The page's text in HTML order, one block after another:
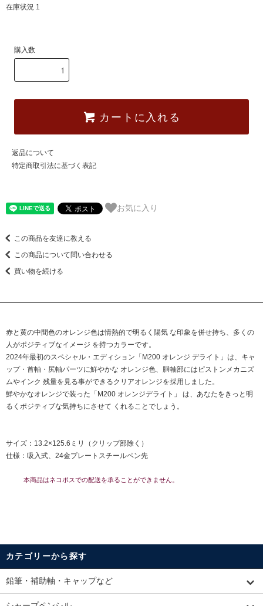
在庫状況 1
購入数
カートに入れる
返品について
特定商取引法に基づく表記
お気に入り
この商品を友達に教える
この商品について問い合わせる
買い物を続ける
赤と黄の中間色のオレンジ色は情熱的で明るく陽気 な印象を併せ持ち、多くの
人がポジティブなイメージ を持つカラーです。
2024年最初のスペシャル・エディション「M200 オレンジ デライト」は、キャ
ップ・首軸・尻軸パーツに鮮やかな オレンジ色、胴軸部にはピストンメカニズ
ムやインク 残量を見る事ができるクリアオレンジを採用しました。
鮮やかなオレンジで装った「M200 オレンジデライト」 は、あなたをきっと明
るくポジティブな気持ちにさせて くれることでしょう。
サイズ：13.2×125.6ミリ（クリップ部除く）
仕様：吸入式、24金プレートスチールペン先
本商品はネコポスでの配送を承ることができません。
カテゴリーから探す
鉛筆・補助軸・キャップなど